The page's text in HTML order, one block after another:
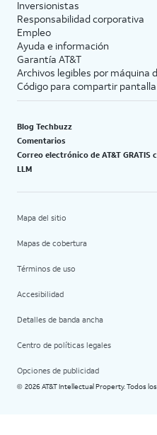
Inversionistas
Responsabilidad corporativa
Empleo
Ayuda e información
Garantía AT&T
Archivos legibles por máquina
Código para compartir pantalla
Blog Techbuzz
Comentarios
Correo electrónico de AT&T GRATIS
LLM
Mapa del sitio
Mapas de cobertura
Términos de uso
Accesibilidad
Detalles de banda ancha
Centro de políticas legales
Opciones de publicidad
© 2026 AT&T Intellectual Property. Todos